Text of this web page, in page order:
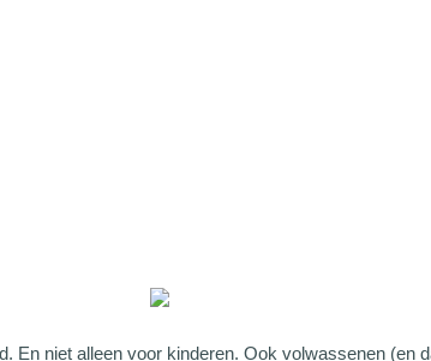
En niet alleen voor kinderen. Ook volwassenen (en